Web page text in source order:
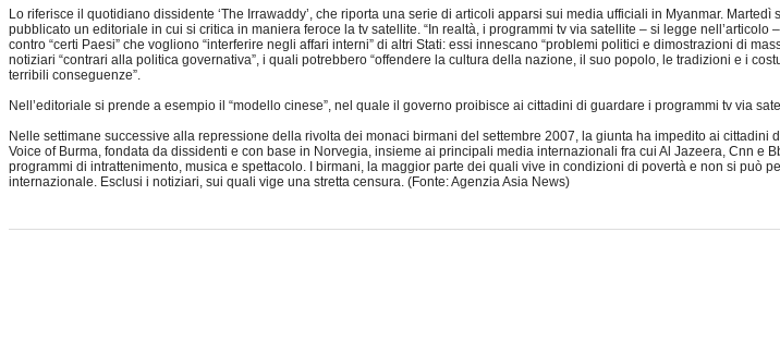
Lo riferisce il quotidiano dissidente ‘The Irrawaddy’, che riporta una serie di articoli apparsi sui media ufficiali in Myanmar.
pubblicato un editoriale in cui si critica in maniera feroce la tv satellite. “In realtà, i programmi tv via satellite – si legge
contro “certi Paesi” che vogliono “interferire negli affari interni” di altri Stati: essi innescano “problemi politici e dimostrazioni di
notiziari “contrari alla politica governativa”, i quali potrebbero “offendere la cultura della nazione, il suo popolo, le tradizioni e i
terribili conseguenze”.
Nell’editoriale si prende a esempio il “modello cinese”, nel quale il governo proibisce ai cittadini di guardare i programmi tv via
Nelle settimane successive alla repressione della rivolta dei monaci birmani del settembre 2007, la giunta ha impedito ai
Voice of Burma, fondata da dissidenti e con base in Norvegia, insieme ai principali media internazionali fra cui Al Jazeera, Cnn
programmi di intrattenimento, musica e spettacolo. I birmani, la maggior parte dei quali vive in condizioni di povertà e non si
internazionale. Esclusi i notiziari, sui quali vige una stretta censura. (Fonte: Agenzia Asia News)